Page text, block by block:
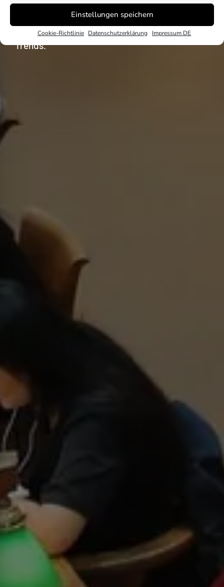
Einstellungen speichern
Cookie-Richtlinie Datenschutzerklärung Impressum DE
Unser Blog mit Beiträgen rund um die Themen
CSR und ESG. Analysen und Einblicke zu
nationalen und internationalen CSR und ESG
Trends.